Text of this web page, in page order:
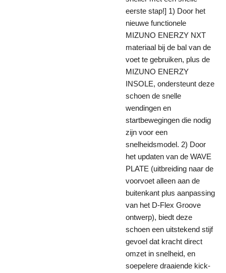
eerste stap!] 1) Door het
nieuwe functionele
MIZUNO ENERZY NXT
materiaal bij de bal van de
voet te gebruiken, plus de
MIZUNO ENERZY
INSOLE, ondersteunt deze
schoen de snelle
wendingen en
startbewegingen die nodig
zijn voor een
snelheidsmodel. 2) Door
het updaten van de WAVE
PLATE (uitbreiding naar de
voorvoet alleen aan de
buitenkant plus aanpassing
van het D-Flex Groove
ontwerp), biedt deze
schoen een uitstekend stijf
gevoel dat kracht direct
omzet in snelheid, en
soepelere draaiende kick-